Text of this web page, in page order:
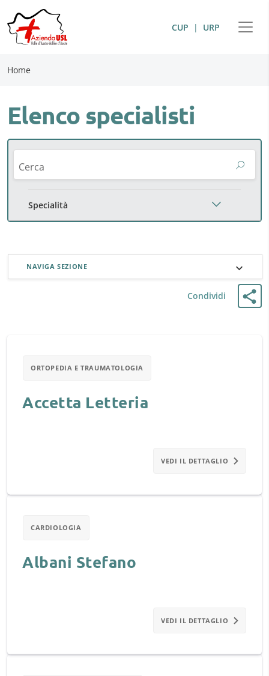
CUP | URP
Home
Elenco specialisti
ORTOPEDIA E TRAUMATOLOGIA
Accetta Letteria
VEDI IL DETTAGLIO
CARDIOLOGIA
Albani Stefano
VEDI IL DETTAGLIO
Condividi
NAVIGA SEZIONE
Cerca
Specialità